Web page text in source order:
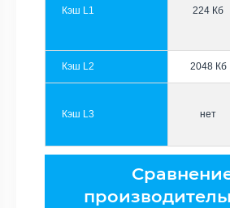
Кэш L1 224 Кб
Кэш L2 2048 Кб
Кэш L3 нет